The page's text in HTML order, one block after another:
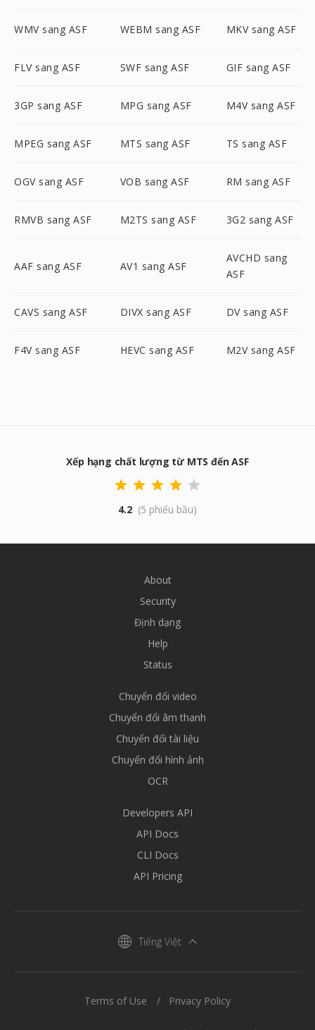
WMV sang ASF WEBM sang ASF MKV sang ASF
FLV sang ASF SWF sang ASF GIF sang ASF
3GP sang ASF MPG sang ASF M4V sang ASF
MPEG sang ASF MTS sang ASF TS sang ASF
OGV sang ASF VOB sang ASF RM sang ASF
RMVB sang ASF M2TS sang ASF 3G2 sang ASF
AAF sang ASF AV1 sang ASF
AVCHD sang
ASF
CAVS sang ASF DIVX sang ASF DV sang ASF
F4V sang ASF HEVC sang ASF M2V sang ASF
Xếp hạng chất lượng từ MTS đến ASF
4.2 (5 phiếu bầu)
About
Security
Định dạng
Help
Status
Chuyển đổi video
Chuyển đổi âm thanh
Chuyển đổi tài liệu
Chuyển đổi hình ảnh
OCR
Developers API
API Docs
CLI Docs
API Pricing
Tiếng Việt
Terms of Use Privacy Policy